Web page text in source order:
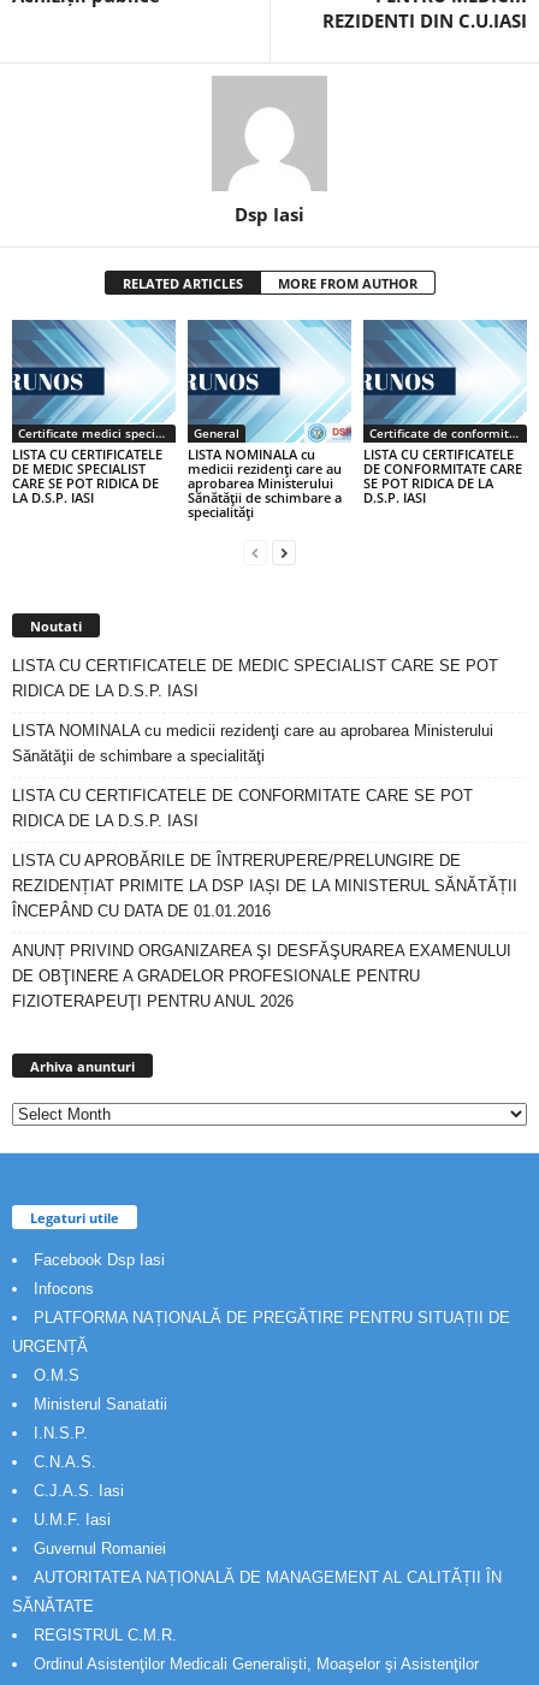
REZIDENTI DIN C.U.IASI
Dsp Iasi
RELATED ARTICLES MORE FROM AUTHOR
Certificate medici specialiști / primari
LISTA CU CERTIFICATELE
DE MEDIC SPECIALIST
CARE SE POT RIDICA DE
LA D.S.P. IASI
General
LISTA NOMINALA cu
medicii rezidenţi care au
aprobarea Ministerului
Sănătăţii de schimbare a
specialităţi
Certificate de conformitate
LISTA CU CERTIFICATELE
DE CONFORMITATE CARE
SE POT RIDICA DE LA
D.S.P. IASI
Noutati
LISTA CU CERTIFICATELE DE MEDIC SPECIALIST CARE SE POT
RIDICA DE LA D.S.P. IASI
LISTA NOMINALA cu medicii rezidenţi care au aprobarea Ministerului
Sănătăţii de schimbare a specialităţi
LISTA CU CERTIFICATELE DE CONFORMITATE CARE SE POT
RIDICA DE LA D.S.P. IASI
LISTA CU APROBĂRILE DE ÎNTRERUPERE/PRELUNGIRE DE
REZIDENȚIAT PRIMITE LA DSP IAȘI DE LA MINISTERUL SĂNĂTĂȚII
ÎNCEPÂND CU DATA DE 01.01.2016
ANUNȚ PRIVIND ORGANIZAREA ŞI DESFĂŞURAREA EXAMENULUI
DE OBŢINERE A GRADELOR PROFESIONALE PENTRU
FIZIOTERAPEUŢI PENTRU ANUL 2026
Arhiva anunturi
Legaturi utile
Facebook Dsp Iasi
Infocons
PLATFORMA NAȚIONALĂ DE PREGĂTIRE PENTRU SITUAȚII DE
URGENȚĂ
O.M.S
Ministerul Sanatatii
I.N.S.P.
C.N.A.S.
C.J.A.S. Iasi
U.M.F. Iasi
Guvernul Romaniei
AUTORITATEA NAȚIONALĂ DE MANAGEMENT AL CALITĂȚII ÎN
SĂNĂTATE
REGISTRUL C.M.R.
Ordinul Asistenţilor Medicali Generalişti, Moaşelor şi Asistenţilor